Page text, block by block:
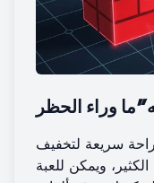
سريعة لتخفيف
ويمكن للعبة